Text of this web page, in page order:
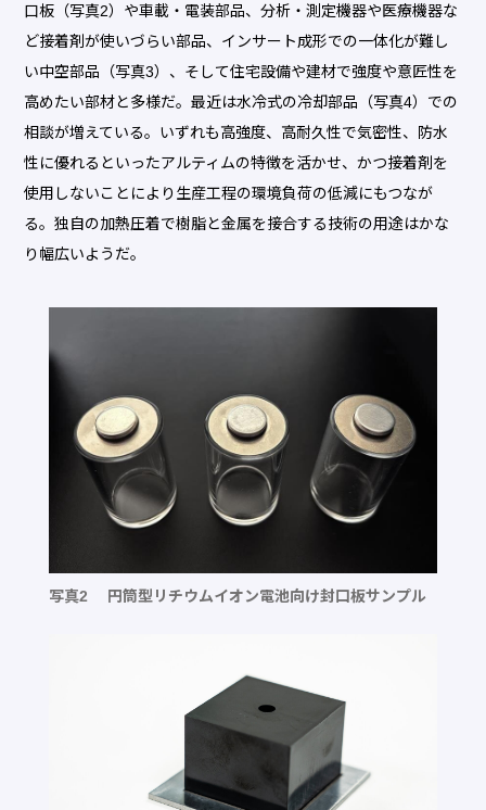
口板（写真2）や車載・電装部品、分析・測定機器や医療機器な
ど接着剤が使いづらい部品、インサート成形での一体化が難し
い中空部品（写真3）、そして住宅設備や建材で強度や意匠性を
高めたい部材と多様だ。最近は水冷式の冷却部品（写真4）での
相談が増えている。いずれも高強度、高耐久性で気密性、防水
性に優れるといったアルティムの特徴を活かせ、かつ接着剤を
使用しないことにより生産工程の環境負荷の低減にもつなが
る。独自の加熱圧着で樹脂と金属を接合する技術の用途はかな
り幅広いようだ。
写真2 円筒型リチウムイオン電池向け封口板サンプル